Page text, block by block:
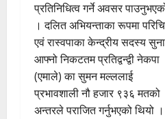
प्रतिनिधित्व गर्ने अवसर
। दलित अभियन्ताका रूपमा
एवं रास्वपाका केन्द्रीय सदस्य
आफ्नो निकटतम प्रतिद्वन्द्वी नेकपा
(एमाले) का सुमन मल्ललाई
प्रभावशाली नौ हजार ९३६ मतको
अन्तरले पराजित गर्नुभएको थियो ।